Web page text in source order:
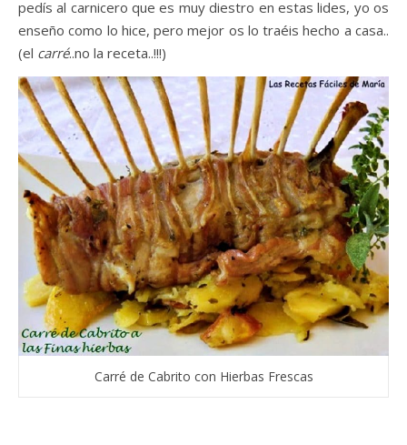
pedís al carnicero que es muy diestro en estas lides, yo os
enseño como lo hice, pero mejor os lo traéis hecho a casa..
(el carré..no la receta..!!!)
Carré de Cabrito con Hierbas Frescas